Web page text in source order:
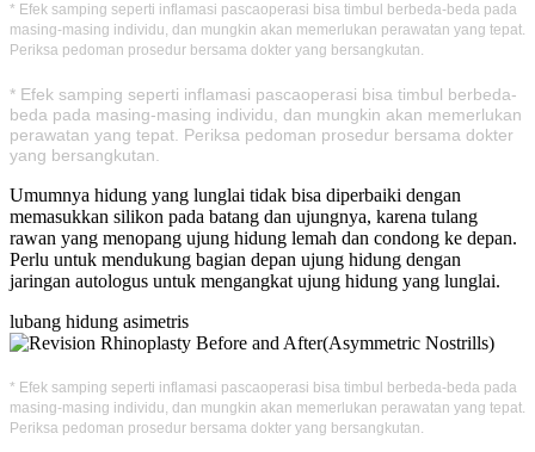
* Efek samping seperti inflamasi pascaoperasi bisa timbul berbeda-beda pada
masing-masing individu, dan mungkin akan memerlukan perawatan yang tepat.
Periksa pedoman prosedur bersama dokter yang bersangkutan.
* Efek samping seperti inflamasi pascaoperasi bisa timbul berbeda-
beda pada masing-masing individu, dan mungkin akan memerlukan
perawatan yang tepat. Periksa pedoman prosedur bersama dokter
yang bersangkutan.
Umumnya hidung yang lunglai tidak bisa diperbaiki dengan
memasukkan silikon pada batang dan ujungnya, karena tulang
rawan yang menopang ujung hidung lemah dan condong ke depan.
Perlu untuk mendukung bagian depan ujung hidung dengan
jaringan autologus untuk mengangkat ujung hidung yang lunglai.
lubang hidung asimetris
* Efek samping seperti inflamasi pascaoperasi bisa timbul berbeda-beda pada
masing-masing individu, dan mungkin akan memerlukan perawatan yang tepat.
Periksa pedoman prosedur bersama dokter yang bersangkutan.